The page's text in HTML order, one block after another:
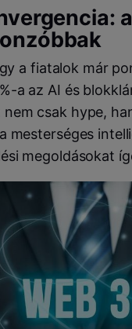
a fiatalok már
a az AI és
csak hype,
mesterséges
megoldásokat